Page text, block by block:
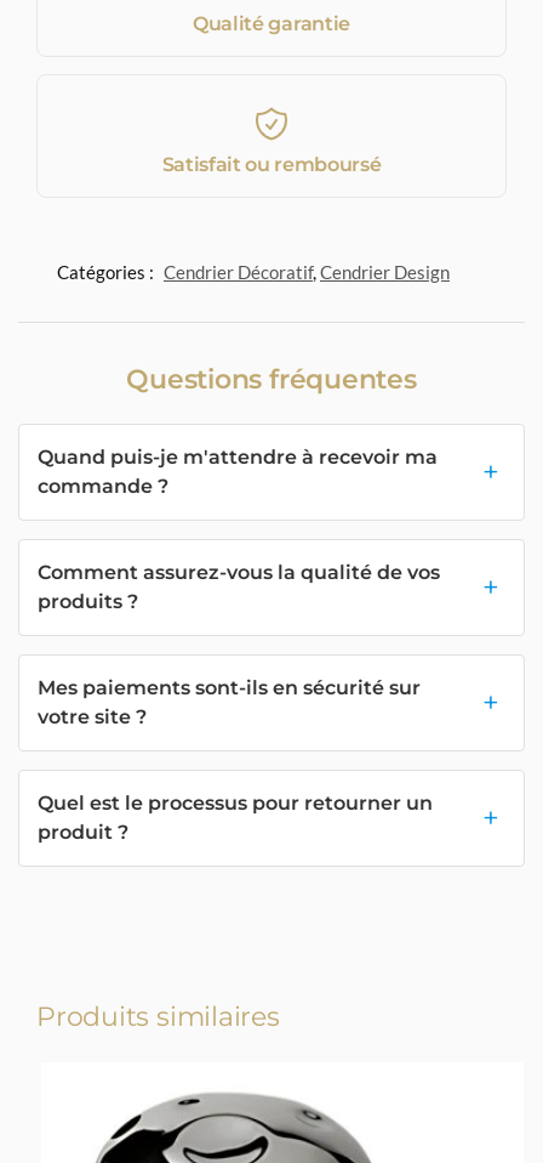
Qualité garantie
Satisfait ou remboursé
Catégories : Cendrier Décoratif,Cendrier Design
Questions fréquentes
Quand puis-je m'attendre à recevoir ma
commande ?
Comment assurez-vous la qualité de vos
produits ?
Mes paiements sont-ils en sécurité sur
votre site ?
Quel est le processus pour retourner un
produit ?
Produits similaires